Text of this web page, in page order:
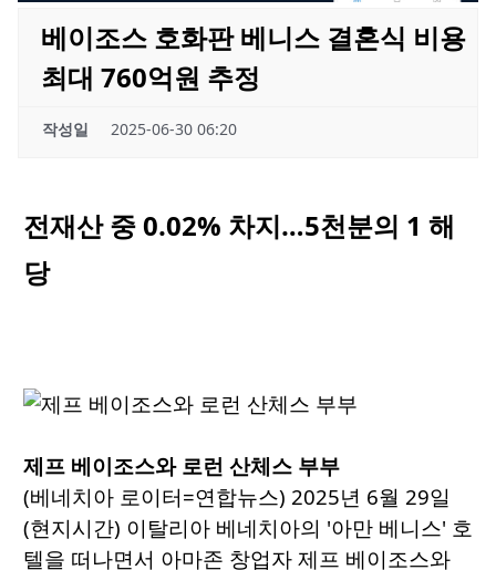
베이조스 호화판 베니스 결혼식 비용
최대 760억원 추정
작성일 2025-06-30 06:20
전재산 중 0.02% 차지…5천분의 1 해
당
제프 베이조스와 로런 산체스 부부
(베네치아 로이터=연합뉴스) 2025년 6월 29일
(현지시간) 이탈리아 베네치아의 '아만 베니스' 호
텔을 떠나면서 아마존 창업자 제프 베이조스와